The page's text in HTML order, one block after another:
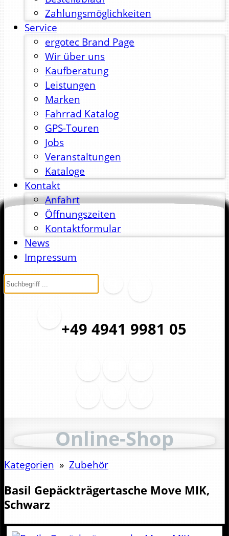
Zahlungsmöglichkeiten
Service
ergotec Brand Page
Wir über uns
Kaufberatung
Leistungen
Marken
Fahrrad Katalog
GPS-Touren
Jobs
Veranstaltungen
Kataloge
Kontakt
Anfahrt
Öffnungszeiten
Kontaktformular
News
Impressum
+49 4941 9981 05
Online-Shop
Kategorien » Zubehör
Basil Gepäckträgertasche Move MIK,
Schwarz